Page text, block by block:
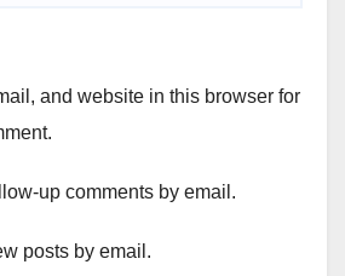
and website in this browser for
up comments by email.
posts by email.